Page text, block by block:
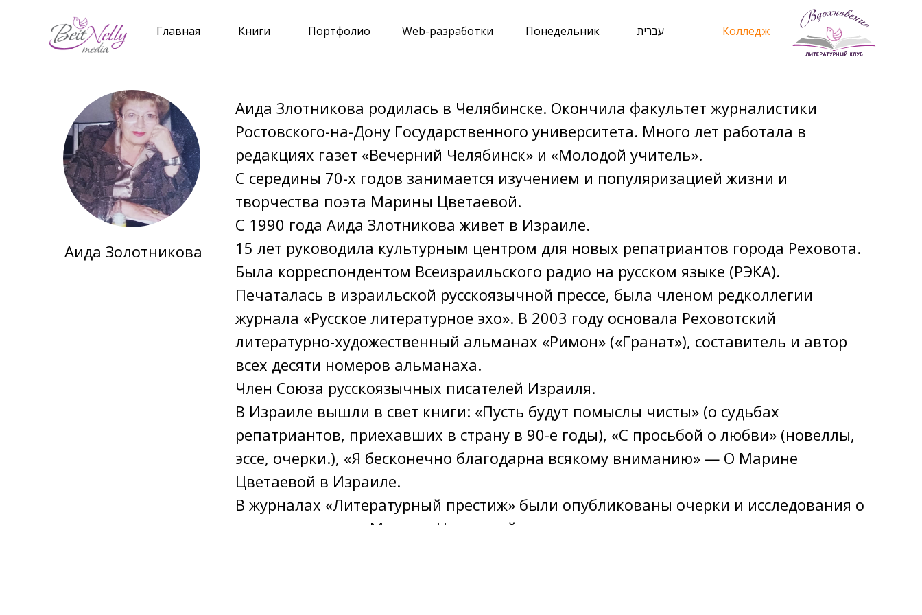
Книги עברית Понедельник
Главная Портфолио Web-разработки Колледж
Аида Золотникова
Аида Злотникова родилась в Челябинске. Окончила факультет журналистики
Ростовского-на-Дону Государственного университета. Много лет работала в
редакциях газет «Вечерний Челябинск» и «Молодой учитель».
С середины 70-х годов занимается изучением и популяризацией жизни и
творчества поэта Марины Цветаевой.
С 1990 года Аида Злотникова живет в Израиле.
15 лет руководила культурным центром для новых репатриантов города Реховота.
Была корреспондентом Всеизраильского радио на русском языке (РЭКА).
Печаталась в израильской русскоязычной прессе, была членом редколлегии
журнала «Русское литературное эхо». В 2003 году основала Реховотский
литературно-художественный альманах «Римон» («Гранат»), составитель и автор
всех десяти номеров альманаха.
Член Союза русскоязычных писателей Израиля.
В Израиле вышли в свет книги: «Пусть будут помыслы чисты» (о судьбах
репатриантов, приехавших в страну в 90-е годы), «C просьбой о любви» (новеллы,
эссе, очерки.), «Я бесконечно благодарна всякому вниманию» — О Марине
Цветаевой в Израиле.
В журналах «Литературный престиж» были опубликованы очерки и исследования о
творчестве поэта Марины Цветаевой.